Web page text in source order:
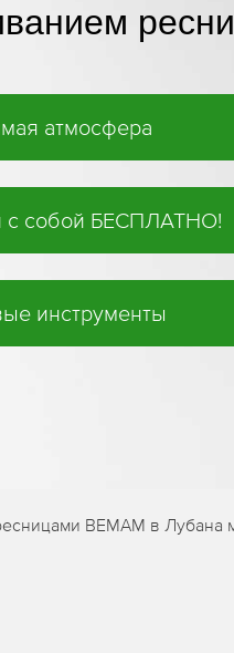
атмосфера
с собой БЕСПЛАТНО!
инструменты
BEMAM в